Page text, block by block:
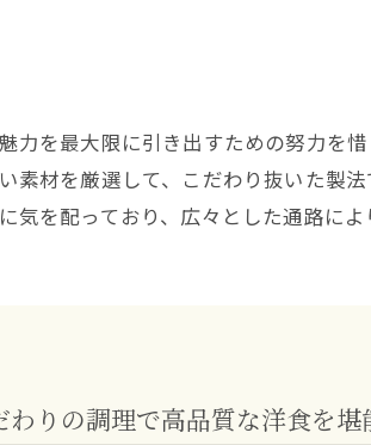
力を最大限に引き出すための努力を
素材を厳選して、こだわり抜いた製
気を配っており、広々とした通路に
わりの調理で高品質な洋食を堪